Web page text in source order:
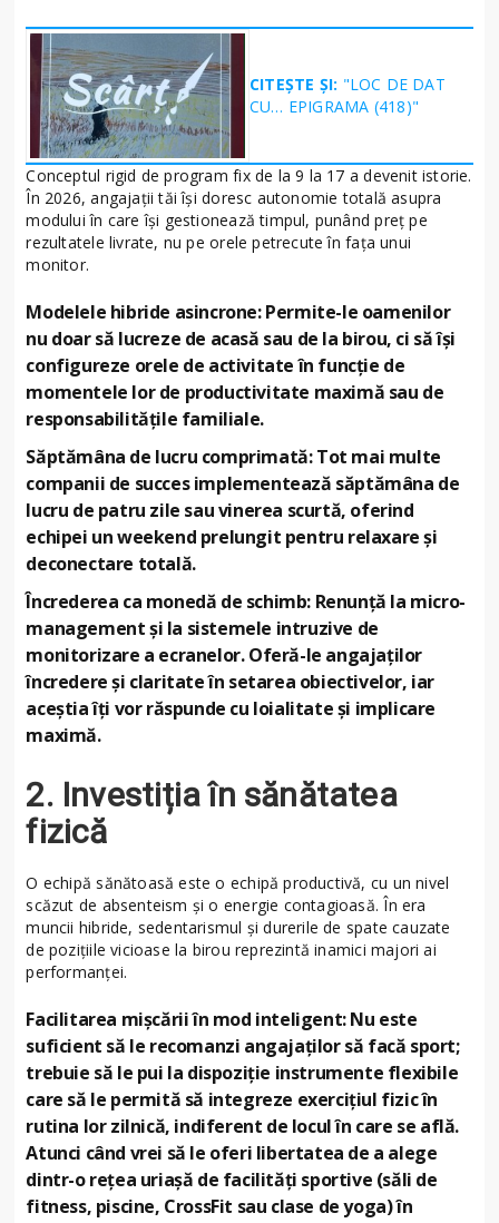
CITEȘTE ȘI: "LOC DE DAT
CU… EPIGRAMA (418)"
Conceptul rigid de program fix de la 9 la 17 a devenit istorie.
În 2026, angajații tăi își doresc autonomie totală asupra
modului în care își gestionează timpul, punând preț pe
rezultatele livrate, nu pe orele petrecute în fața unui
monitor.
Modelele hibride asincrone: Permite-le oamenilor
nu doar să lucreze de acasă sau de la birou, ci să își
configureze orele de activitate în funcție de
momentele lor de productivitate maximă sau de
responsabilitățile familiale.
Săptămâna de lucru comprimată: Tot mai multe
companii de succes implementează săptămâna de
lucru de patru zile sau vinerea scurtă, oferind
echipei un weekend prelungit pentru relaxare și
deconectare totală.
Încrederea ca monedă de schimb: Renunță la micro-
management și la sistemele intruzive de
monitorizare a ecranelor. Oferă-le angajaților
încredere și claritate în setarea obiectivelor, iar
aceștia îți vor răspunde cu loialitate și implicare
maximă.
2. Investiția în sănătatea
fizică
O echipă sănătoasă este o echipă productivă, cu un nivel
scăzut de absenteism și o energie contagioasă. În era
muncii hibride, sedentarismul și durerile de spate cauzate
de pozițiile vicioase la birou reprezintă inamici majori ai
performanței.
Facilitarea mișcării în mod inteligent: Nu este
suficient să le recomanzi angajaților să facă sport;
trebuie să le pui la dispoziție instrumente flexibile
care să le permită să integreze exercițiul fizic în
rutina lor zilnică, indiferent de locul în care se află.
Atunci când vrei să le oferi libertatea de a alege
dintr-o rețea uriașă de facilități sportive (săli de
fitness, piscine, CrossFit sau clase de yoga) în